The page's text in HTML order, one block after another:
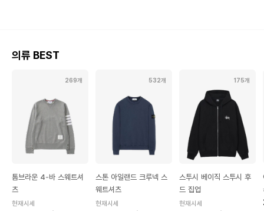
의류 BEST
269개
톰브라운 4-바 스웨트셔
츠
현재시세
532개
스톤 아일랜드 크루넥 스
웨트셔츠
현재시세
175개
스투시 베이직 스투시 후
드 집업
현재시세